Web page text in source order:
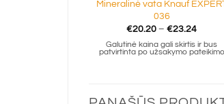
Mineralinė vata Knauf
036
€20.20 – €23.24Price
€20.20
Galutinė kaina gali skirtis ir bus
patvirtinta po užsakymo pateikimo